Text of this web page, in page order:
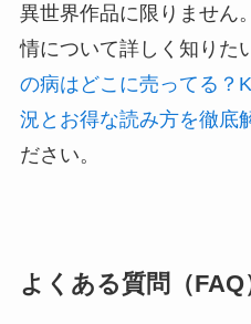
異世界作品に限りません
情について詳しく知りた
の病はどこに売ってる？
況とお得な読み方を徹底
ださい。
よくある質問（FAQ